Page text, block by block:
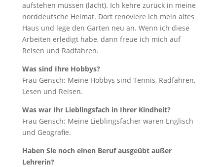
aufstehen müssen (lacht). Ich kehre zurück in meine
norddeutsche Heimat. Dort renoviere ich mein altes
Haus und lege den Garten neu an. Wenn ich diese
Arbeiten erledigt habe, dann freue ich mich auf
Reisen und Radfahren.
Was sind Ihre Hobbys?
Frau Gensch: Meine Hobbys sind Tennis, Radfahren,
Lesen und Reisen.
Was war Ihr Lieblingsfach in Ihrer Kindheit?
Frau Gensch: Meine Lieblingsfächer waren Englisch
und Geografie.
Haben Sie noch einen Beruf ausgeübt außer
Lehrerin?